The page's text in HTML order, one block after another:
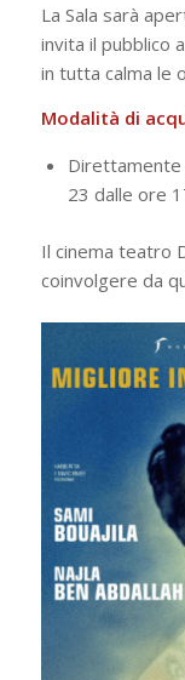
La Sala sarà
invita il pubblico
in tutta calma le
Modalità di
Direttamente
23 dalle ore
Il cinema teatro
coinvolgere da